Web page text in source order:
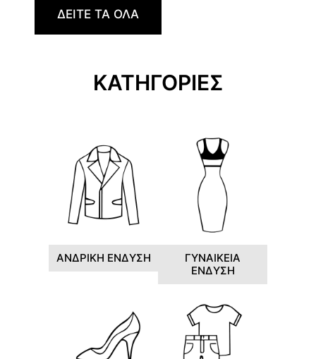
ΔΕΙΤΕ ΤΑ ΟΛΑ
ΚΑΤΗΓΟΡΙΕΣ
ΑΝΔΡΙΚΗ ΕΝΔΥΣΗ
ΓΥΝΑΙΚΕΙΑ
ΕΝΔΥΣΗ